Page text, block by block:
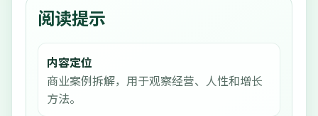
阅读提示
内容定位
商业案例拆解，用于观察经营、人性和增长
方法。